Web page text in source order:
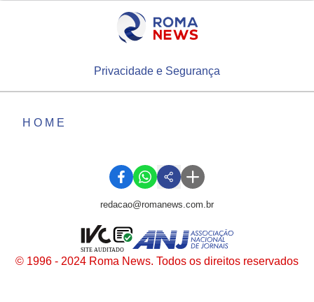
Privacidade e Segurança
HOME
redacao@romanews.com.br
© 1996 - 2024 Roma News. Todos os direitos reservados
SITE AUDITADO